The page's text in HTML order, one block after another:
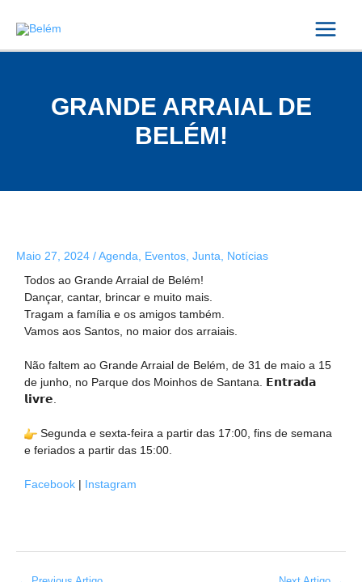
Menu
GRANDE ARRAIAL DE
BELÉM!
Maio 27, 2024 /Agenda Eventos Junta
Notícias
Todos ao Grande Arraial de Belém!
Dançar, cantar, brincar e muito mais.
Tragam a família e os amigos também.
Vamos aos Santos, no maior dos arraiais.
Não faltem ao Grande Arraial de Belém, de 31 de maio a 15
de junho, no Parque dos Moinhos de Santana. 𝗘𝗻𝘁𝗿𝗮𝗱𝗮
𝗹𝗶𝘃𝗿𝗲.
Segunda e sexta-feira a partir das 17:00, fins de semana
e feriados a partir das 15:00.
Facebook | Instagram
navigation